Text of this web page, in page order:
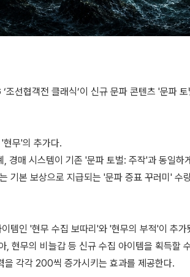
선협객전 클래식’이 신규 문파 콘텐츠 '문파
현무'의 추가다.
경매 시스템이 기존 '문파 토벌: 주작'과 동일하
기본 보상으로 지급되는 '문파 증표 꾸러미' 수
템인 '현무 수집 보따리'와 '현무의 부적'이 추
, 현무의 비늘갑 등 신규 수집 아이템을 획득할
을 각각 200씩 증가시키는 효과를 제공한다.